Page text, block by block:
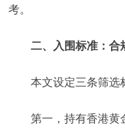
考。
二、入围标准：合
本文设定三条筛选
第一，持有香港